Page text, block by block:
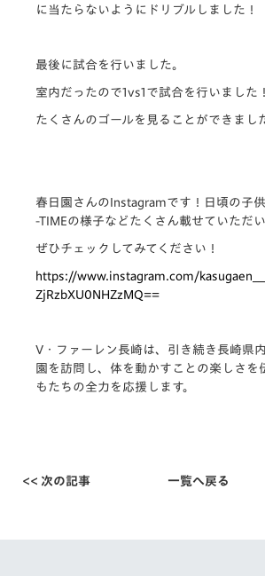
に当たらないようにドリブルしました！
最後に試合を行いました。
室内だったので1vs1で試合を行いました！
たくさんのゴールを見ることができまし
春日園さんのInstagramです！日頃の子
-TIMEの様子などたくさん載せていただ
ぜひチェックしてみてください！
https://www.instagram.com/
ZjRzbXU0NHZzMQ==
V・ファーレン長崎は、引き続き長崎県
園を訪問し、体を動かすことの楽しさを
もたちの全力を応援します。
<< 次の記事 一覧へ戻る